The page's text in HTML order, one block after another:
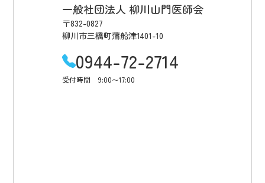
一般社団法人 柳川山門医師会
〒832-0827
柳川市三橋町蒲船津1401-10
0944-72-2714
受付時間 9:00〜17:00